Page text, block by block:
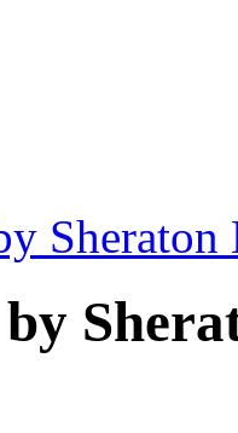
Sheraton